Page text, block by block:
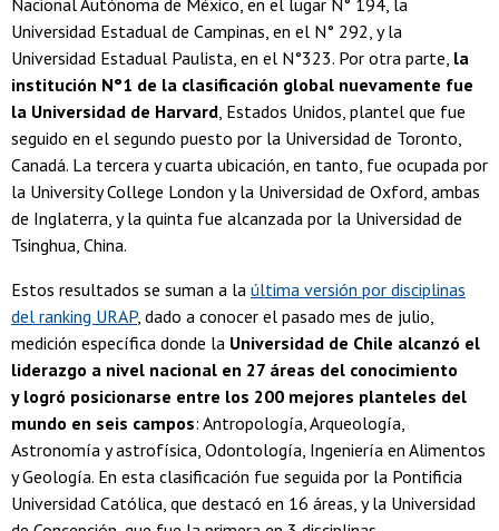
Nacional Autónoma de México, en el lugar N° 194, la
Universidad Estadual de Campinas, en el N° 292, y la
Universidad Estadual Paulista, en el N°323. Por otra parte, la
institución N°1 de la clasificación global nuevamente fue
la Universidad de Harvard, Estados Unidos, plantel que fue
seguido en el segundo puesto por la Universidad de Toronto,
Canadá. La tercera y cuarta ubicación, en tanto, fue ocupada por
la University College London y la Universidad de Oxford, ambas
de Inglaterra, y la quinta fue alcanzada por la Universidad de
Tsinghua, China.
Estos resultados se suman a la última versión por disciplinas
del ranking URAP, dado a conocer el pasado mes de julio,
medición específica donde la Universidad de Chile alcanzó el
liderazgo a nivel nacional en 27 áreas del conocimiento
y logró posicionarse entre los 200 mejores planteles del
mundo en seis campos: Antropología, Arqueología,
Astronomía y astrofísica, Odontología, Ingeniería en Alimentos
y Geología. En esta clasificación fue seguida por la Pontificia
Universidad Católica, que destacó en 16 áreas, y la Universidad